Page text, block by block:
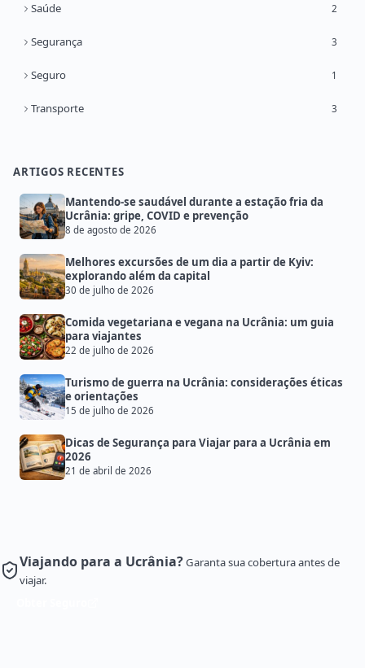
Saúde 2
Segurança 3
Seguro 1
Transporte 3
ARTIGOS RECENTES
Mantendo-se saudável durante a estação fria da
Ucrânia: gripe, COVID e prevenção
8 de agosto de 2026
Melhores excursões de um dia a partir de Kyiv:
explorando além da capital
30 de julho de 2026
Comida vegetariana e vegana na Ucrânia: um guia
para viajantes
22 de julho de 2026
Turismo de guerra na Ucrânia: considerações éticas
e orientações
15 de julho de 2026
Dicas de Segurança para Viajar para a Ucrânia em
2026
21 de abril de 2026
Viajando para a Ucrânia?Garanta sua cobertura antes de
viajar.